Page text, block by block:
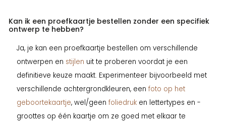
Kan ik een proefkaartje bestellen zonder een specifiek
ontwerp te hebben?
Ja, je kan een proefkaartje bestellen om verschillende
ontwerpen en stijlen uit te proberen voordat je een
definitieve keuze maakt. Experimenteer bijvoorbeeld met
verschillende achtergrondkleuren, een foto op het
geboortekaartje, wel/geen foliedruk en lettertypes en -
groottes op één kaartje om ze goed met elkaar te